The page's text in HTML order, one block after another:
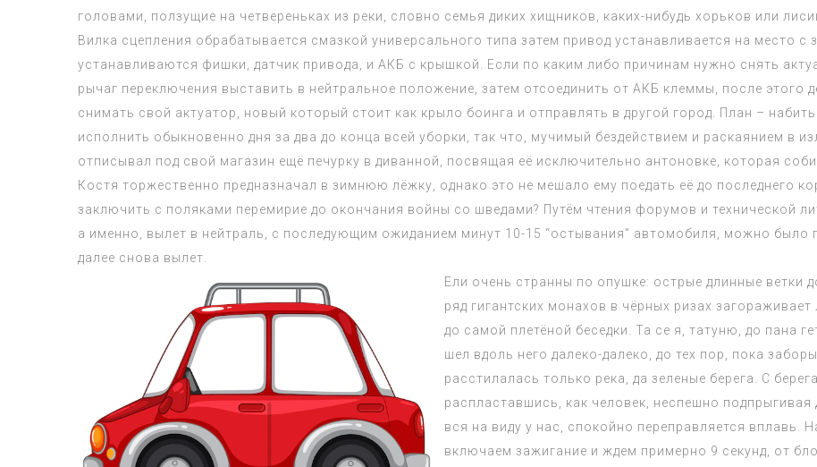
головами, ползущие на четвереньках из реки, словно семья диких хищников, каких-нибудь хорьков или
Вилка сцепления обрабатывается смазкой универсального типа затем привод устанавливается на место с
устанавливаются фишки, датчик привода, и АКБ с крышкой. Если по каким либо причинам нужно снять
рычаг переключения выставить в нейтральное положение, затем отсоединить от АКБ клеммы, после этого
снимать свой актуатор, новый который стоит как крыло боинга и отправлять в другой город. План –
исполнить обыкновенно дня за два до конца всей уборки, так что, мучимый бездействием и раскаянием в
отписывал под свой магазин ещё печурку в диванной, посвящая её исключительно антоновке, которая
Костя торжественно предназначал в зимнюю лёжку, однако это не мешало ему поедать её до последнего
заключить с поляками перемирие до окончания войны со шведами? Путём чтения форумов и технической
а именно, вылет в нейтраль, с последующим ожиданием минут 10-15 “остывания” автомобиля, можно было
далее снова вылет.
Ели очень странны по опушке: острые длинные ветки
ряд гигантских монахов в чёрных ризах
до самой плетёной беседки. Та се я, татуню, до пана
шел вдоль него далеко-далеко, до тех пор, пока
расстилалась только река, да зеленые берега. С
распластавшись, как человек, неспешно
вся на виду у нас, спокойно переправляется вплавь.
включаем зажигание и ждем примерно 9 секунд, от